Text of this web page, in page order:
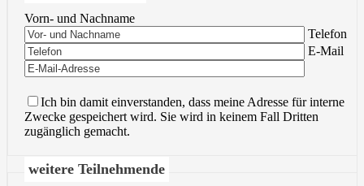
Vorn- und Nachname
Bitte lasse
Telefon
Bitte lasse
E-Mail
Ich bin damit einverstanden, dass meine Adresse für interne
Zwecke gespeichert wird. Sie wird in keinem Fall Dritten
zugänglich gemacht.
weitere Teilnehmende